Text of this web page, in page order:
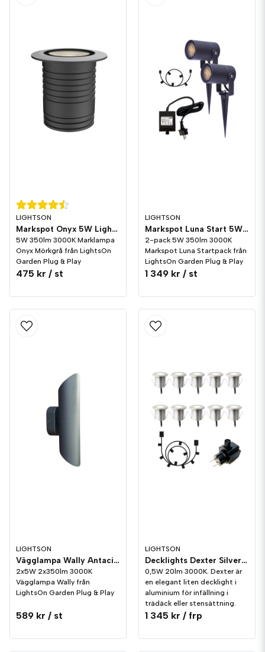
LIGHTSON
Markspot Onyx 5W LightsOn Garden Plug & Play
5W 350lm 3000K Marklampa
Onyx Mörkgrå från LightsOn
Garden Plug & Play
475 kr / st
LIGHTSON
Markspot Luna Start 5W LightsOn Garden Plug & Play
2-pack 5W 350lm 3000K
Markspot Luna Startpack från
LightsOn Garden Plug & Play
1 349 kr / st
LIGHTSON
Vägglampa Wally Antacit 2x5W LightsOn Garden Plug & Play
2x5W 2x350lm 3000K
Vägglampa Wally från
LightsOn Garden Plug & Play
589 kr / st
LIGHTSON
Decklights Dexter Silver 10-pack LightsOn Garden Plug & Play
0,5W 20lm 3000K. Dexter är
en elegant liten decklight i
aluminium för infällning i
trädäck eller stensättning.
1 345 kr / frp